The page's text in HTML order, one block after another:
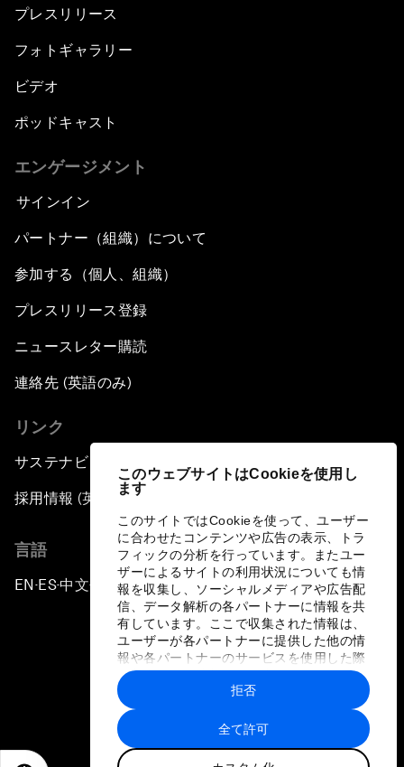
このウェブサイトはCookieを使用し
ます
このサイトではCookieを使って、ユーザー
に合わせたコンテンツや広告の表示、トラ
フィックの分析を行っています。またユー
ザーによるサイトの利用状況についても情
報を収集し、ソーシャルメディアや広告配
信、データ解析の各パートナーに情報を共
有しています。ここで収集された情報は、
ユーザーが各パートナーに提供した他の情
報や各パートナーのサービスを使用した際
に収集された情報と組み合わされ、各パー
トナーによって使用されることがありま
す。
全て許可
拒否
プレスリリース
フォトギャラリー
ビデオ
ポッドキャスト
エンゲージメント
サインイン
パートナー（組織）について
参加する（個人、組織）
プレスリリース登録
ニュースレター購読
連絡先 (英語のみ)
リンク
サステナビリティへの取り組み
採用情報 (英語のみ)
言語
EN ▪ES▪中文▪ 日本語
プライバシーポリシーと利用規約
サイトマップ